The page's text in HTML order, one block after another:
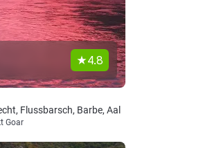
4.8
Flussbarsch, Barbe, Aal
Goar